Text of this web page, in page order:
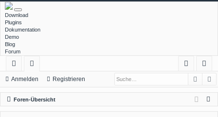
Download
Plugins
Dokumentation
Demo
Blog
Forum
ch
ne
llz
or
en
m
el
ist
rie
Anmelden Registrieren
Foren-Übersicht